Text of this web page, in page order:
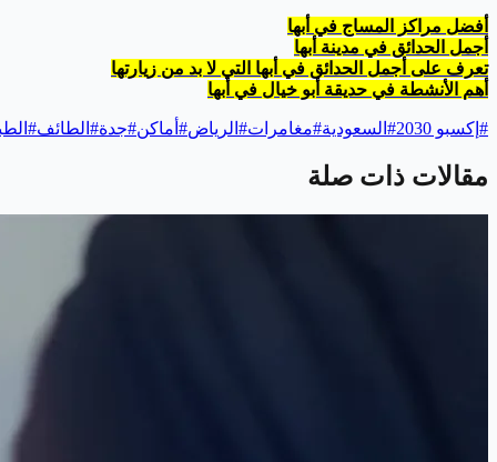
أفضل مراكز المساج في أبها
أجمل الحدائق في مدينة أبها
تعرف على أجمل الحدائق في أبها التي لا بد من زيارتها
أهم الأنشطة في حديقة أبو خيال في أبها
# إكسبو 2030 # السعودية#مغامرات# الرياض# أماكن#جدة# الطائف#
مقالات ذات صلة